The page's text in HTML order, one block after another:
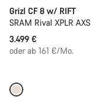
Grizl CF 8 w/ RIFT
SRAM Rival XPLR
3.499 €
oder ab 161 €/Mo.